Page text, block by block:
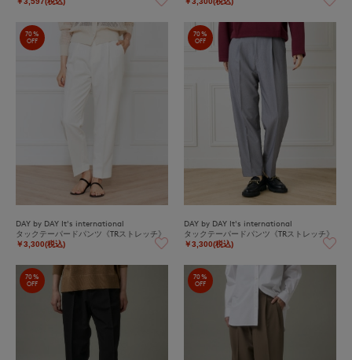
70%
OFF
DAY by DAY It's international
タックテーパードパンツ《TRストレッチ》
￥3,300(税込)
70%
OFF
DAY by DAY It's international
タックテーパードパンツ《TRストレッチ》
￥3,300(税込)
70%
OFF
70%
OFF